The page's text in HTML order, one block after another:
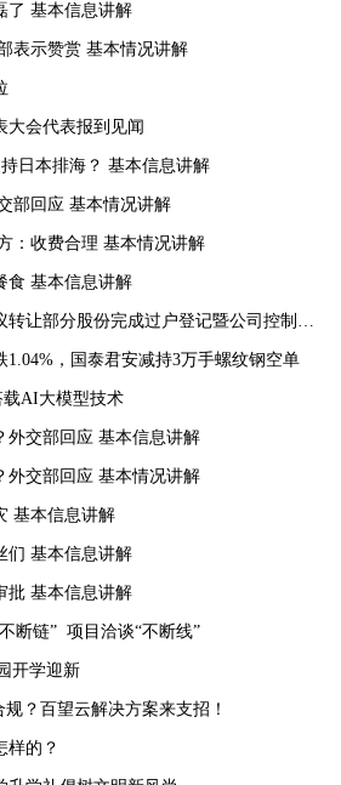
了 基本信息讲解
表示赞赏 基本情况讲解
大会代表报到见闻
日本排海？ 基本信息讲解
部回应 基本情况讲解
：收费合理 基本情况讲解
食 基本信息讲解
部分股份完成过户登记暨公司控制权发生变更
，国泰君安减持3万手螺纹钢空单
AI大模型技术
外交部回应 基本信息讲解
外交部回应 基本情况讲解
基本信息讲解
们 基本信息讲解
批 基本信息讲解
断链” 项目洽谈“不断线”
开学迎新
？百望云解决方案来支招！
样的？